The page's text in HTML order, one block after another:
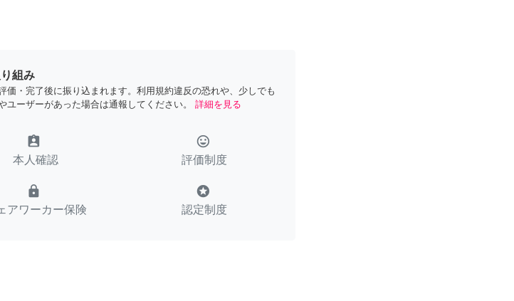
組み
価・完了後に振り込まれます。利用規約違反の恐れや、少しでも
ーザーがあった場合は通報してください。
詳細を見る
assignment_ind
本人確認
tag_faces
評価制度
lock
アワーカー保険
stars
認定制度